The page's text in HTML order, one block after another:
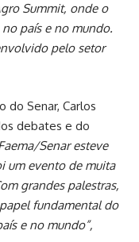
Summit, onde o
país e no mundo.
pelo setor
do Senar, Carlos
debates e do
Senar esteve
um evento de muita
grandes palestras,
fundamental do
e no mundo”,